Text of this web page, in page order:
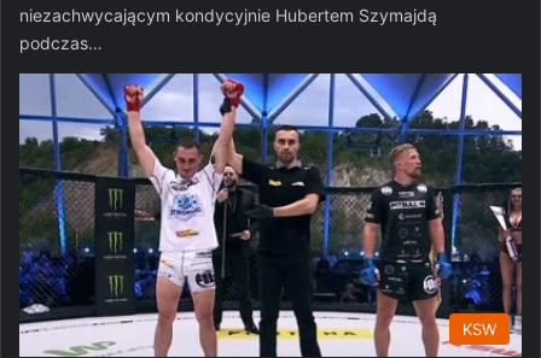
niezachwycającym kondycyjnie Hubertem Szymajdą
podczas…
KSW